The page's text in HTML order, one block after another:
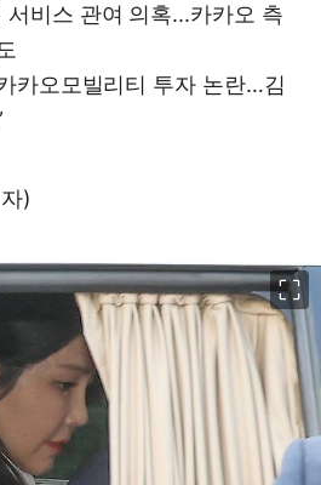
비스 관여 의혹...카카오 측
카오모빌리티 투자 논란…김
)